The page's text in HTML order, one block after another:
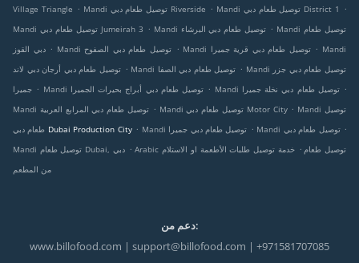
Village Triangle . Mandi توصيل طعام دبي Riverside . Mandi توصيل طعام دبي District 1
.
Mandi توصيل طعام دبي Jumeirah 3 . Mandi توصيل طعام دبي البرشاء . Mandi توصيل طعام
دبي القوز . Mandi توصيل طعام دبي الصفوح . Mandi توصيل طعام دبي قرية جميرا . Mandi
توصيل طعام دبي أرجان دبي لاند . Mandi توصيل طعام دبي الصفا . Mandi توصيل طعام دبي جزر
جميرا . Mandi توصيل طعام دبي أبراج بحيرات الجميرا . Mandi توصيل طعام دبي نخلة جميرا .
Mandi توصيل طعام دبي المرابع العربية . Mandi توصيل طعام دبي Motor City . Mandi توصيل
طعام دبي Dubai Production City . Mandi توصيل طعام دبي جميرا . Mandi توصيل طعام دبي .
Mandi توصيل طعام Dubai, دبي . Arabic توصيل طعام. خدمة توصيل طلبات الأطعمة او الاستلام
من المطعم
دعم من:
www.billofood.com | support@billofood.com | +971581707085